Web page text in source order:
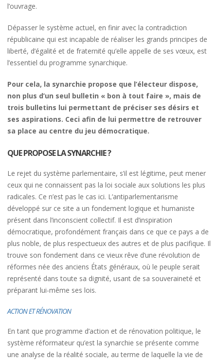
l’ouvrage.
Dépasser le système actuel, en finir avec la contradiction
républicaine qui est incapable de réaliser les grands principes de
liberté, d’égalité et de fraternité qu’elle appelle de ses vœux, est
l’essentiel du programme synarchique.
Pour cela, la synarchie propose que l’électeur dispose,
non plus d’un seul bulletin « bon à tout faire », mais de
trois bulletins lui permettant de préciser ses désirs et
ses aspirations. Ceci afin de lui permettre de retrouver
sa place au centre du jeu démocratique.
QUE PROPOSE LA SYNARCHIE?
Le rejet du système parlementaire, s’il est légitime, peut mener
ceux qui ne connaissent pas la loi sociale aux solutions les plus
radicales. Ce n’est pas le cas ici. L’antiparlementarisme
développé sur ce site a un fondement logique et humaniste
présent dans l’inconscient collectif. Il est d’inspiration
démocratique, profondément français dans ce que ce pays a de
plus noble, de plus respectueux des autres et de plus pacifique. Il
trouve son fondement dans ce vieux rêve d’une révolution de
réformes née des anciens États généraux, où le peuple serait
représenté dans toute sa dignité, usant de sa souveraineté et
préparant lui-même ses lois.
ACTION ET RÉNOVATION
En tant que programme d’action et de rénovation politique, le
système réformateur qu’est la synarchie se présente comme
une analyse de la réalité sociale, au terme de laquelle la vie de